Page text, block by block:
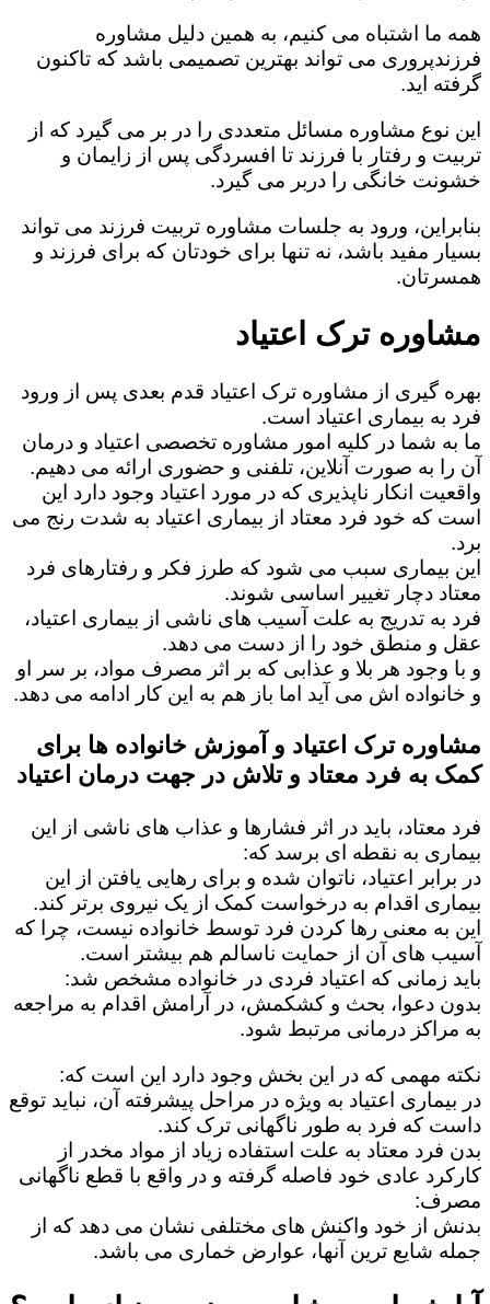
همه ما اشتباه می کنیم، به همین دلیل مشاوره
فرزندپروری می تواند بهترین تصمیمی باشد که تاکنون
گرفته اید.
این نوع مشاوره مسائل متعددی را در بر می گیرد که از
تربیت و رفتار با فرزند تا افسردگی پس از زایمان و
خشونت خانگی را دربر می گیرد.
بنابراین، ورود به جلسات مشاوره تربیت فرزند می تواند
بسیار مفید باشد، نه تنها برای خودتان که برای فرزند و
همسرتان.
مشاوره ترک اعتیاد
بهره گیری از مشاوره ترک اعتیاد قدم بعدی پس از ورود
فرد به بیماری اعتیاد است.
ما به شما در کلیه امور مشاوره تخصصی اعتیاد و درمان
آن را به صورت آنلاین، تلفنی و حضوری ارائه می دهیم.
واقعیت انکار ناپذیری که در مورد اعتیاد وجود دارد این
است که خود فرد معتاد از بیماری اعتیاد به شدت رنج می
برد.
این بیماری سبب می شود که طرز فکر و رفتارهای فرد
معتاد دچار تغییر اساسی شوند.
فرد به تدریج به علت آسیب های ناشی از بیماری اعتیاد،
عقل و منطق خود را از دست می دهد.
و با وجود هر بلا و عذابی که بر اثر مصرف مواد، بر سر او
و خانواده اش می آید اما باز هم به این کار ادامه می دهد.
مشاوره ترک اعتیاد و آموزش خانواده ها برای
کمک به فرد معتاد و تلاش در جهت درمان اعتیاد
فرد معتاد، باید در اثر فشارها و عذاب های ناشی از این
بیماری به نقطه ای برسد که:
در برابر اعتیاد، ناتوان شده و برای رهایی یافتن از این
بیماری اقدام به درخواست کمک از یک نیروی برتر کند.
این به معنی رها کردن فرد توسط خانواده نیست، چرا که
آسیب های آن از حمایت ناسالم هم بیشتر است.
باید زمانی که اعتیاد فردی در خانواده مشخص شد:
بدون دعوا، بحث و کشکمش، در آرامش اقدام به مراجعه
به مراکز درمانی مرتبط شود.
نکته مهمی که در این بخش وجود دارد این است که:
در بیماری اعتیاد به ویژه در مراحل پیشرفته آن، نباید توقع
داست که فرد به طور ناگهانی ترک کند.
بدن فرد معتاد به علت استفاده زیاد از مواد مخدر از
کارکرد عادی خود فاصله گرفته و در واقع با قطع ناگهانی
مصرف:
بدنش از خود واکنش های مختلفی نشان می دهد که از
جمله شایع ترین آنها، عوارض خماری می باشد.